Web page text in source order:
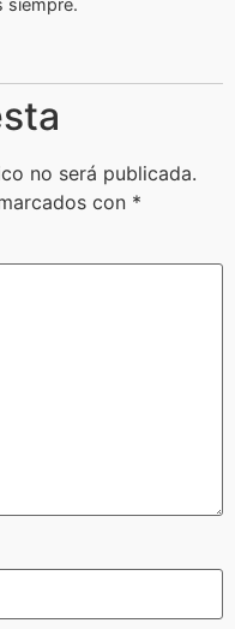
siempre.
no será publicada.
con *